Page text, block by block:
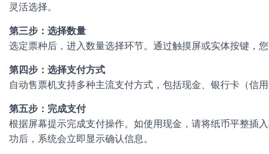
灵活选择。
第三步：选择数量
选定票种后，进入数量选择环节。通过触摸屏或实体按键，
第四步：选择支付方式
自动售票机支持多种主流支付方式，包括现金、银行卡（信
第五步：完成支付
根据屏幕提示完成支付操作。如使用现金，请将纸币平整插
功后，系统会立即显示确认信息。